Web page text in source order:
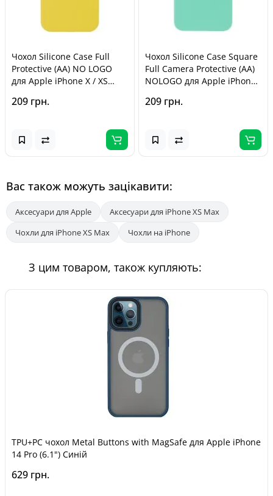
Чохол Silicone Case Full
Protective (AA) NO LOGO
для Apple iPhone X / XS
209 грн.
Чохол Silicone Case Square
Full Camera Protective (AA)
NOLOGO для Apple iPhone
Turquoise
209 грн.
Вас також можуть зацікавити:
Аксесуари для Apple
Аксесуари для iPhone XS Max
Чохли для iPhone XS Max
Чохли на iPhone
З цим товаром, також купляють:
TPU+PC чохол Metal Buttons with MagSafe для Apple iPhone
14 Pro (6.1") Синій
629 грн.